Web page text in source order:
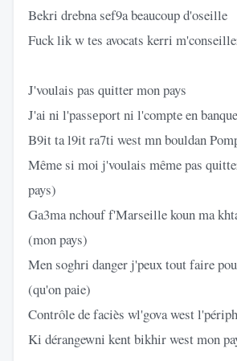
Bekri drebna sef9a beaucoup d'oseille
Fuck lik w tes avocats kerri
J'voulais pas quitter mon pays
J'ai ni l'passеport ni l'compte en
B9it ta l9it ra7ti west mn bouldan
Même si moi j'voulais même pas
pays)
Ga3ma nchouf f'Marseille koun ma
(mon pays)
Men soghri danger j'peux tout faire
(qu'on paie)
Contrôle de faciès wl'gova west
Ki dérangewni kent bikhir west mon